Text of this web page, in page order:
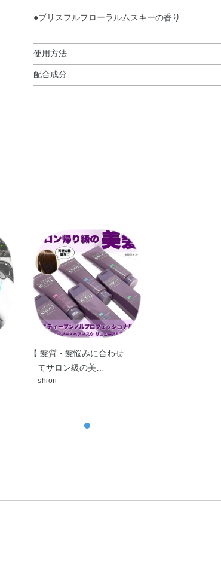
●ブリスフルフローラルムスキーの香り
使用方法
使用方法
お問合せの際は、この番号をお知らせください。
●飲み物ではありません
誤飲等を防ぐため、置き場所にご注意ください。
配合成分
ル・安息香酸Na・香料
【 髪質・髪悩みに合わせ
てサロン級の美…
shiori